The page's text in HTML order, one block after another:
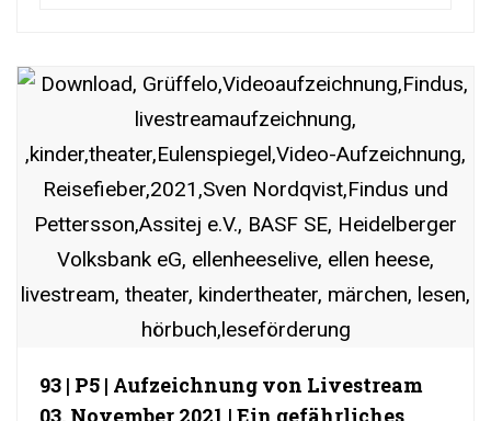
93 | P5 | Aufzeichnung von Livestream
03. November 2021 | Ein gefährliches